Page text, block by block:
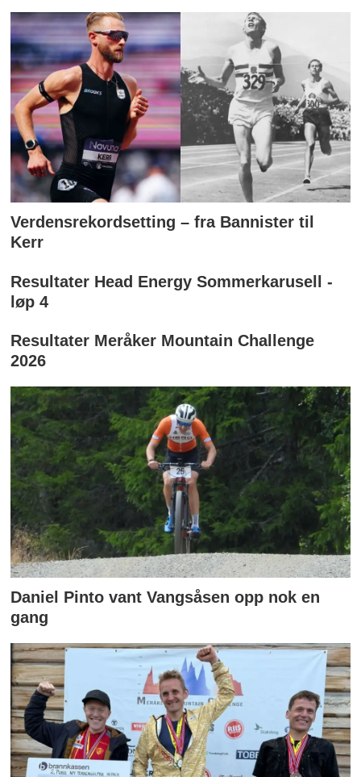
Verdensrekordsetting – fra Bannister til
Kerr
Resultater Head Energy Sommerkarusell -
løp 4
Resultater Meråker Mountain Challenge
2026
Daniel Pinto vant Vangsåsen opp nok en
gang